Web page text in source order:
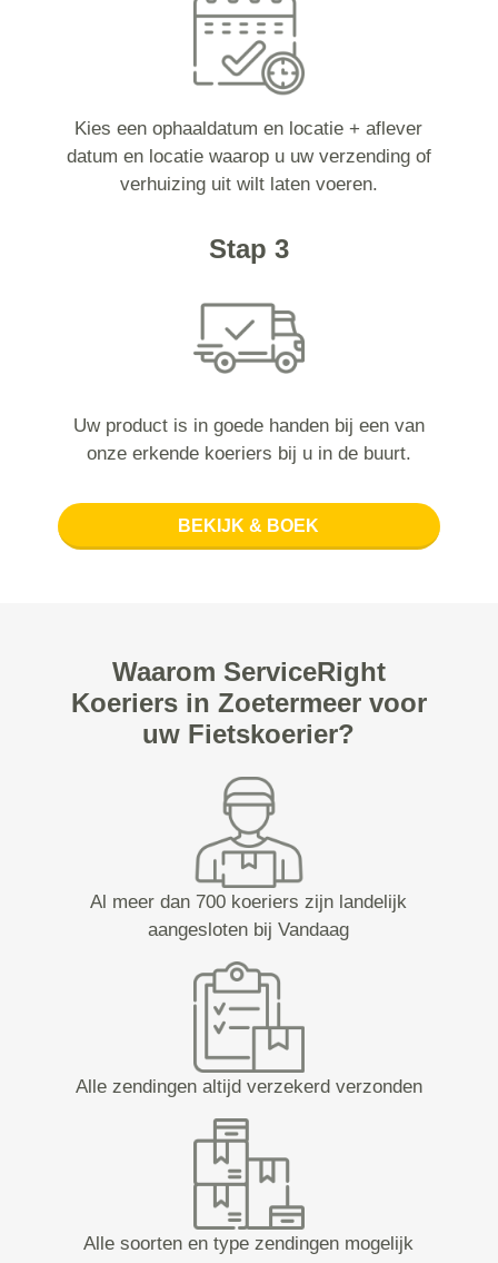
Kies een ophaaldatum en locatie + aflever
datum en locatie waarop u uw verzending of
verhuizing uit wilt laten voeren.
Stap 3
Uw product is in goede handen bij een van
onze erkende koeriers bij u in de buurt.
BEKIJK & BOEK
Waarom ServiceRight
Koeriers in Zoetermeer voor
uw Fietskoerier?
Al meer dan 700 koeriers zijn landelijk
aangesloten bij Vandaag
Alle zendingen altijd verzekerd verzonden
Alle soorten en type zendingen mogelijk